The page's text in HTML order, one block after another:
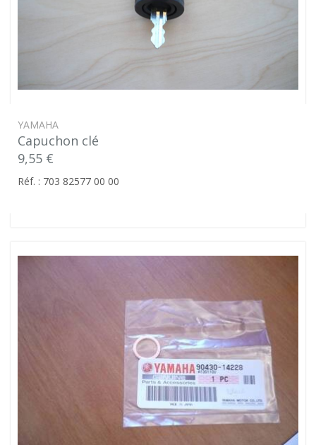
YAMAHA
Capuchon clé
9,55 €
Réf. : 703 82577 00 00